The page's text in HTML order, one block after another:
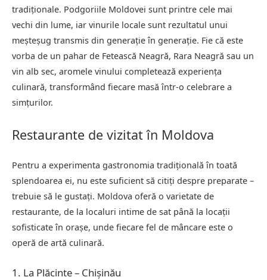
tradiționale. Podgoriile Moldovei sunt printre cele mai
vechi din lume, iar vinurile locale sunt rezultatul unui
meșteșug transmis din generație în generație. Fie că este
vorba de un pahar de Fetească Neagră, Rara Neagră sau un
vin alb sec, aromele vinului completează experiența
culinară, transformând fiecare masă într-o celebrare a
simțurilor.
Restaurante de vizitat în Moldova
Pentru a experimenta gastronomia tradițională în toată
splendoarea ei, nu este suficient să citiți despre preparate –
trebuie să le gustați. Moldova oferă o varietate de
restaurante, de la localuri intime de sat până la locații
sofisticate în orașe, unde fiecare fel de mâncare este o
operă de artă culinară.
1. La Plăcinte – Chișinău